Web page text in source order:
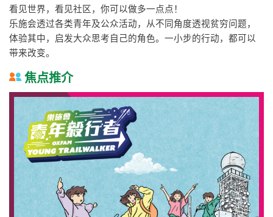
看见世界，看见社区，你可以做多一点点！
乐施会透过各类青年及公众活动，从不同角度透视贫穷问题，
体验其中，启发大众思考自己的角色。一小步的行动，都可以
带来改变。
焦点推介